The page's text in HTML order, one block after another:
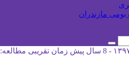
مازندران
زمان تقریبی مطالعه: 9 دقیقه